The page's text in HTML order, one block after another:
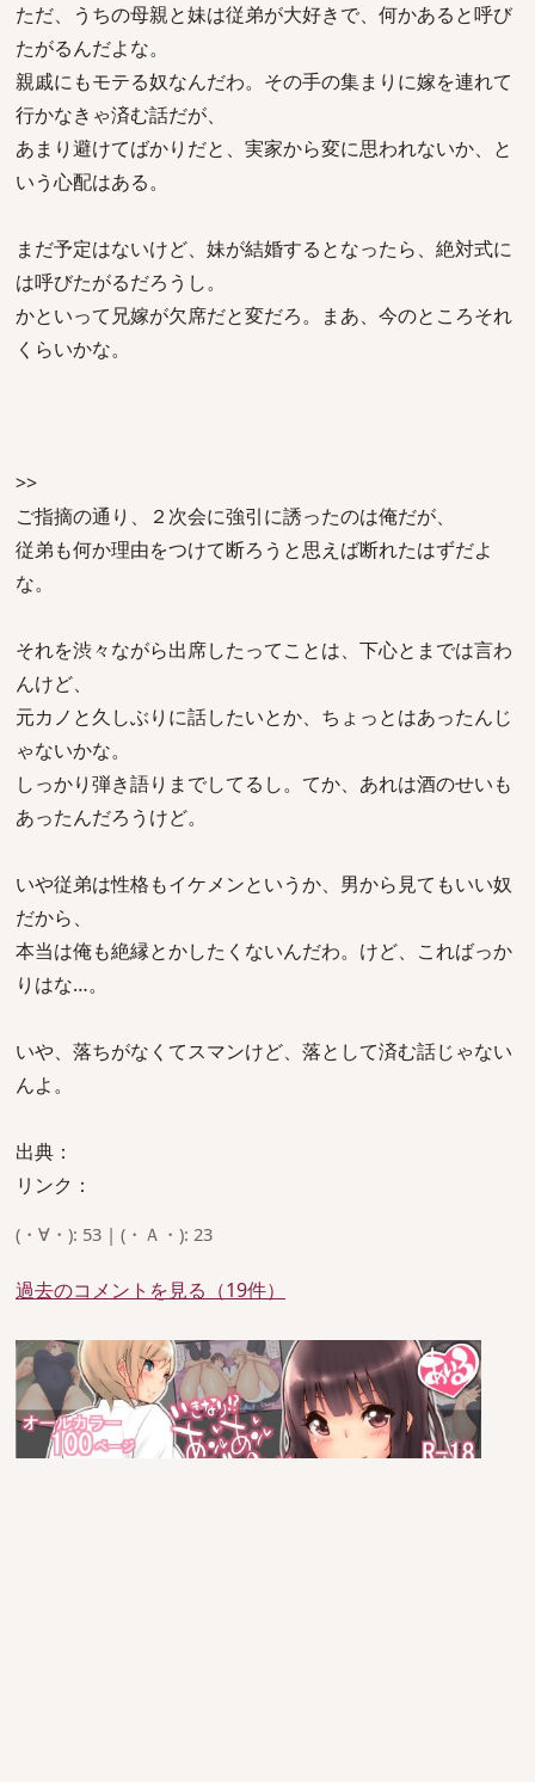
ただ、うちの母親と妹は従弟が大好きで、何かあると呼び
たがるんだよな。
親戚にもモテる奴なんだわ。その手の集まりに嫁を連れて
行かなきゃ済む話だが、
あまり避けてばかりだと、実家から変に思われないか、と
いう心配はある。
まだ予定はないけど、妹が結婚するとなったら、絶対式に
は呼びたがるだろうし。
かといって兄嫁が欠席だと変だろ。まあ、今のところそれ
くらいかな。
>>
ご指摘の通り、２次会に強引に誘ったのは俺だが、
従弟も何か理由をつけて断ろうと思えば断れたはずだよ
な。
それを渋々ながら出席したってことは、下心とまでは言わ
んけど、
元カノと久しぶりに話したいとか、ちょっとはあったんじ
ゃないかな。
しっかり弾き語りまでしてるし。てか、あれは酒のせいも
あったんだろうけど。
いや従弟は性格もイケメンというか、男から見てもいい奴
だから、
本当は俺も絶縁とかしたくないんだわ。けど、こればっか
りはな…。
いや、落ちがなくてスマンけど、落として済む話じゃない
んよ。
出典：
リンク：
(・∀・): 53 | (・Ａ・): 23
過去のコメントを見る（19件）